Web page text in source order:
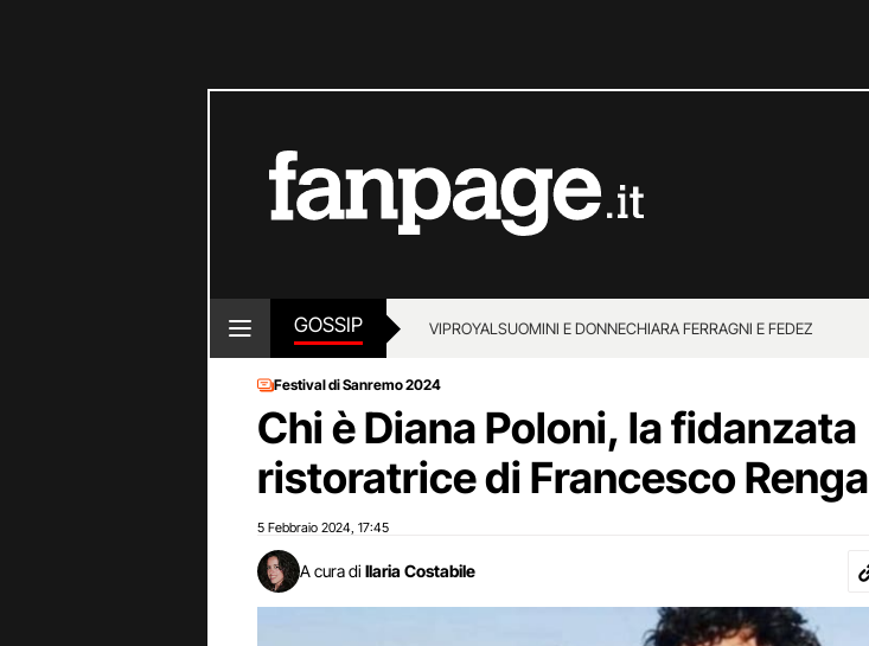
GOSSIP VIPROYALSUOMINI E DONNECHIARA FERRAGNI E FEDEZ
Festival di Sanremo 2024
Chi è Diana Poloni, la fidanzata
ristoratrice di Francesco Renga
5 Febbraio 2024 17:45
A cura di Ilaria Costabile